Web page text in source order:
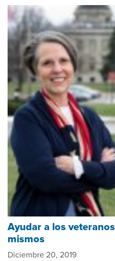
Ayudar a los
mismos
Diciembre 20, 2019